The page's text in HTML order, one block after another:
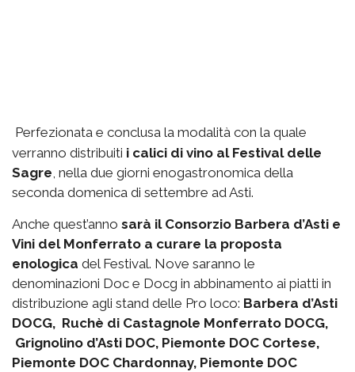
Perfezionata e conclusa la modalità con la quale
verranno distribuiti i calici di vino al Festival delle
Sagre, nella due giorni enogastronomica della
seconda domenica di settembre ad Asti.
Anche quest’anno sarà il Consorzio Barbera d’Asti e
Vini del Monferrato a curare la proposta
enologica del Festival. Nove saranno le
denominazioni Doc e Docg in abbinamento ai piatti in
distribuzione agli stand delle Pro loco: Barbera d’Asti
DOCG, Ruchè di Castagnole Monferrato DOCG,
Grignolino d’Asti DOC, Piemonte DOC Cortese,
Piemonte DOC Chardonnay, Piemonte DOC